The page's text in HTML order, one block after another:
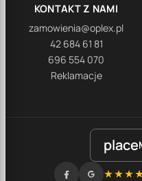
KONTAKT Z NAMI
zamowienia@oplex.pl
42 684 61 81
696 554 070
Reklamacje
place